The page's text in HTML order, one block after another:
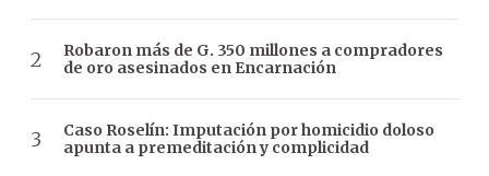
Robaron más de G. 350 millones a compradores
de oro asesinados en Encarnación
Caso Roselín: Imputación por homicidio doloso
apunta a premeditación y complicidad